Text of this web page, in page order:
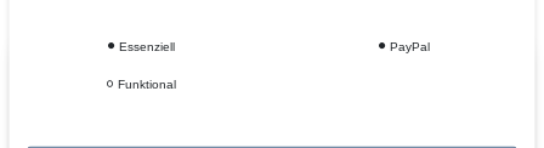
Vom Profi für Profis - Ihre Vorteile
Essenziell PayPal
Funktional